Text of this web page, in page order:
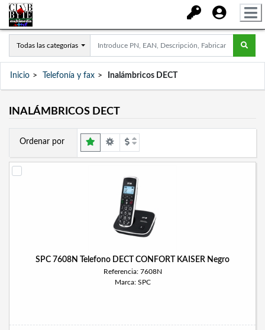
Todas las categorías
Inicio Telefonía y fax Inalámbricos DECT
INALÁMBRICOS DECT
Ordenar por
SPC 7608N Telefono DECT CONFORT KAISER Negro
Referencia: 7608N
Marca: SPC